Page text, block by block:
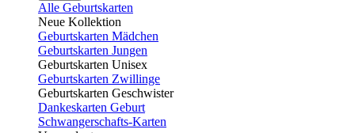
Alle Geburtskarten
Neue Kollektion
Geburtskarten Mädchen
Geburtskarten Jungen
Geburtskarten Unisex
Geburtskarten Zwillinge
Geburtskarten Geschwister
Dankeskarten Geburt
Schwangerschafts-Karten